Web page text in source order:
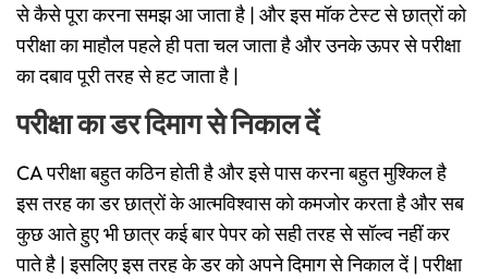
से कैसे पूरा करना समझ आ जाता है | और इस मॉक टेस्ट से छात्रों को
परीक्षा का माहौल पहले ही पता चल जाता है और उनके ऊपर से परीक्षा
का दबाव पूरी तरह से हट जाता है |
परीक्षा का डर दिमाग से निकाल दें
CA परीक्षा बहुत कठिन होती है और इसे पास करना बहुत मुश्किल है
इस तरह का डर छात्रों के आत्मविश्वास को कमजोर करता है और सब
कुछ आते हुए भी छात्र कई बार पेपर को सही तरह से सॉल्व नहीं कर
पाते है | इसलिए इस तरह के डर को अपने दिमाग से निकाल दें | परीक्षा